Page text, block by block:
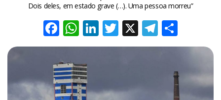
Dois deles, em estado grave (…). Uma pessoa morreu”
Facebook
WhatsApp
LinkedIn
Twitter
X